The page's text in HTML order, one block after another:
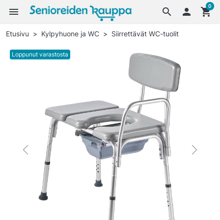
search
menu  shopping_cart
0
Etusivu Kylpyhuone ja WC Siirrettävät WC-tuolit
Loppunut varastosta
Previous Next